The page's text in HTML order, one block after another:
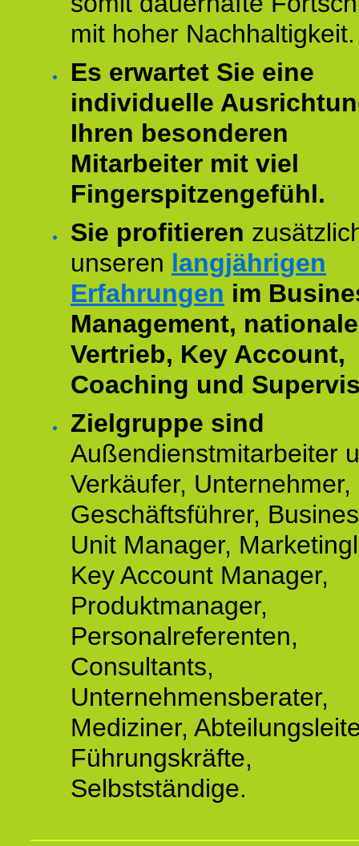
mit hoher Nachhaltigkeit.
Es erwartet Sie eine
individuelle
Ihren besonderen
Mitarbeiter mit viel
Fingerspitzengefühl.
Sie profitieren
unseren langjährigen
Erfahrungen im
Management,
Vertrieb, Key Account,
Coaching und
Zielgruppe sind
Außendienstmitarbeiter
Verkäufer, Unternehmer,
Geschäftsführer,
Unit Manager,
Key Account Manager,
Produktmanager,
Personalreferenten,
Consultants,
Unternehmensberater,
Mediziner,
Führungskräfte,
Selbstständige.